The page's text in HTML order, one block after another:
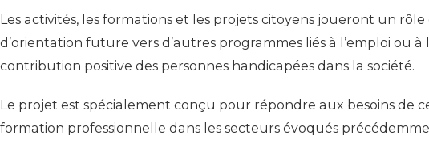
Les activités, les formations et les projets citoyens joueront un
d’orientation future vers d’autres programmes liés à l’emploi ou
contribution positive des personnes handicapées dans la société.
Le projet est spécialement conçu pour répondre aux besoins de
formation professionnelle dans les secteurs évoqués